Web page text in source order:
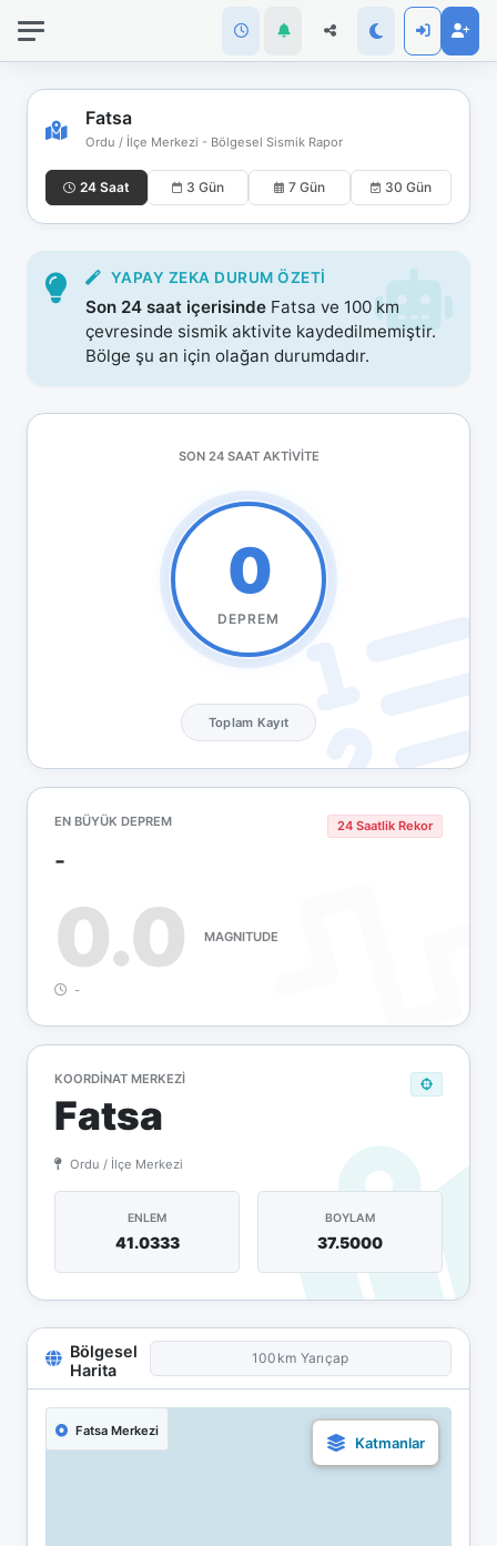
Fatsa
Ordu / İlçe Merkezi - Bölgesel Sismik Rapor
24 Saat 3 Gün 7 Gün 30 Gün
YAPAY ZEKA DURUM ÖZETI
Son 24 saat içerisinde Fatsa ve 100 km
çevresinde sismik aktivite kaydedilmemiştir.
Bölge şu an için olağan durumdadır.
SON 24 SAAT AKTIVITE
0
DEPREM
Toplam Kayıt
EN BÜYÜK DEPREM
-
24 Saatlik Rekor
0.0 MAGNITUDE
-
KOORDINAT MERKEZI
Fatsa
Ordu / İlçe Merkezi
ENLEM
41.0333
BOYLAM
37.5000
Bölgesel
Harita
100km Yarıçap
Fatsa Merkezi
bağlantınız
koptu!
moddasınız.